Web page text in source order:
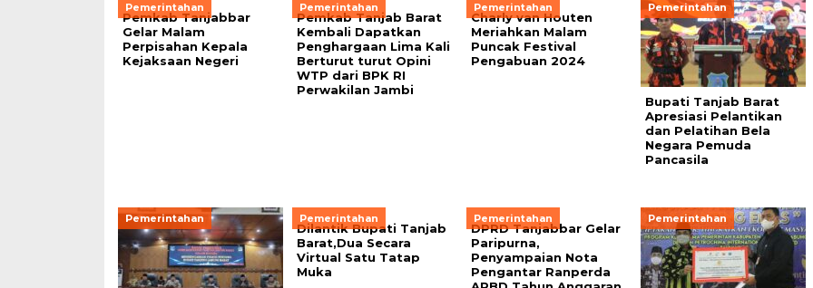
Pemerintahan
Pemkab Tanjabbar
Gelar Malam
Perpisahan Kepala
Kejaksaan Negeri
Pemerintahan
Pemkab Tanjab Barat
Kembali Dapatkan
Penghargaan Lima Kali
Berturut turut Opini
WTP dari BPK RI
Perwakilan Jambi
Pemerintahan
Charly van Houten
Meriahkan Malam
Puncak Festival
Pengabuan 2024
Pemerintahan
Bupati Tanjab Barat
Apresiasi Pelantikan
dan Pelatihan Bela
Negara Pemuda
Pancasila
Pemerintahan Pemerintahan
Dilantik Bupati Tanjab
Barat,Dua Secara
Virtual Satu Tatap
Muka
Pemerintahan
DPRD Tanjabbar Gelar
Paripurna,
Penyampaian Nota
Pengantar Ranperda
Pemerintahan